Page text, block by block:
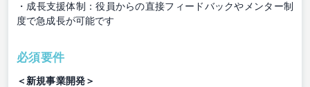
・成長支援体制：役員からの直接フィードバックやメンター制
度で急成長が可能です
必須要件
＜新規事業開発＞